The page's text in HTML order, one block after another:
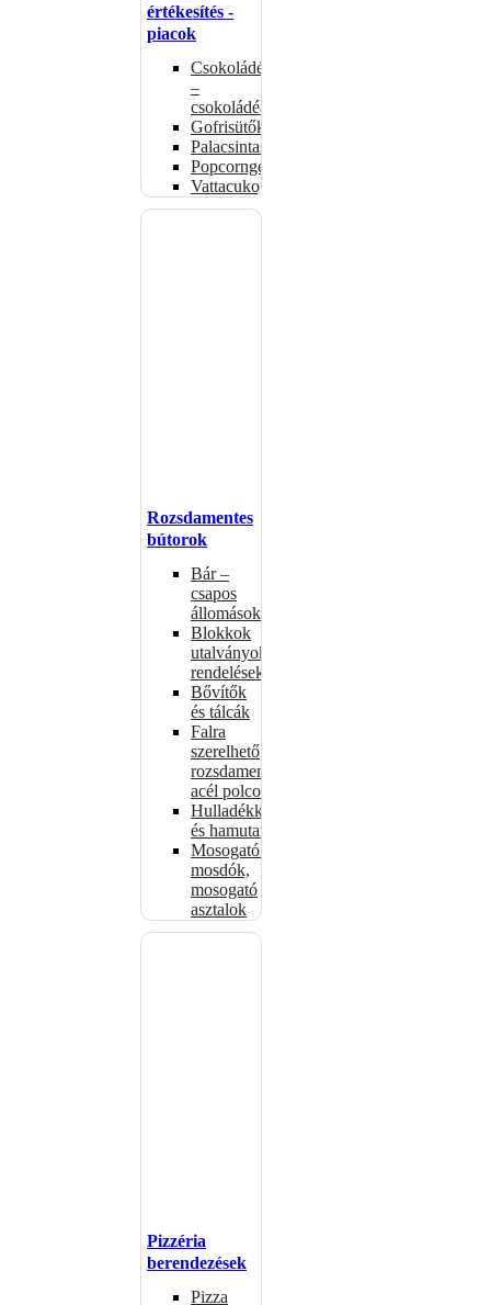
értékesítés -
piacok
Csokoládémelegítők
–
csokoládéadagolók
Gofrisütők
Palacsintasütők
Popcorngépek
Vattacukorgép
Rozsdamentes
bútorok
Bár –
csapos
állomások
Blokkok
utalványokhoz,
rendelésekhez
Bővítők
és tálcák
Falra
szerelhető
rozsdamentes
acél polcok
Hulladékkosarak
és hamutartók
Mosogatók,
mosdók,
mosogató
asztalok
Pizzéria
berendezések
Pizza